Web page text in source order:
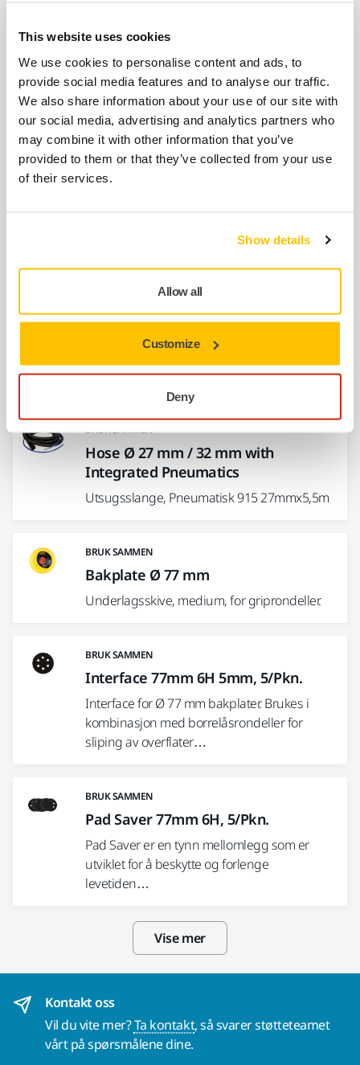
This website uses cookies
We use cookies to personalise content and ads, to
provide social media features and to analyse our traffic.
We also share information about your use of our site with
our social media, advertising and analytics partners who
may combine it with other information that you’ve
provided to them or that they’ve collected from your use
of their services.
Show details
Allow all
Customize
Deny
MPB0017 Rear Endplate
8993009311
MPA0988 CV Utsugskobling 28mm
8993006611
Vise mer
Relaterte produkter
BRUK SAMMEN
Hose Ø 27 mm / 32 mm with
Integrated Pneumatics
Utsugsslange, Pneumatisk 915 27mmx5,5m
BRUK SAMMEN
Bakplate Ø 77 mm
Underlagsskive, medium, for griprondeller.
BRUK SAMMEN
Interface 77mm 6H 5mm, 5/Pkn.
Interface for Ø 77 mm bakplater. Brukes i
kombinasjon med borrelåsrondeller for
sliping av overflater…
BRUK SAMMEN
Pad Saver 77mm 6H, 5/Pkn.
Pad Saver er en tynn mellomlegg som er
utviklet for å beskytte og forlenge
levetiden…
Vise mer
Kontakt oss
Vil du vite mer?Ta kontakt, så svarer støtteteamet
vårt på spørsmålene dine.